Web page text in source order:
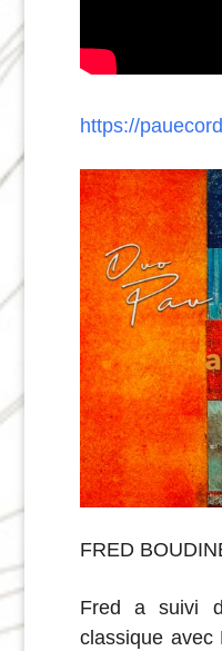
https://
FRED
Fred a suivi
classique avec